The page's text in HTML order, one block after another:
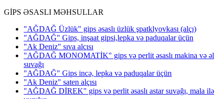
GİPS ƏSASLI MƏHSULLAR
"AĞDAĞ Üzlük" gips əsaslı üzlük şpatklyovkası (alçı)
"AĞDAĞ" Gips, inşaat gipsi,lepka və paduqalar üçün
"Ak Deniz" sıva alçısı
"AĞDAĞ MONOMATİK" gips və perlit əsaslı makina və əl
suvağı
"AĞDAĞ" Gips incə, lepka və paduqalar üçün
"Ak Deniz" saten alçısı
"AĞDAĞ DİREK" gips və perlit əsaslı astar suvağı, mala ilə